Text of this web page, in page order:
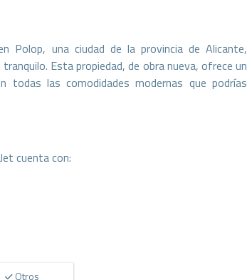
Polop, una ciudad de la provincia de Alicante,
Esta propiedad, de obra nueva, ofrece un
todas las comodidades modernas que podrías
cuenta con:
la interacción, creando un ambiente ideal para
Otros